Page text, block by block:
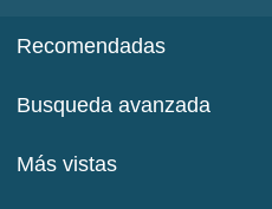
Recomendadas
Busqueda avanzada
Más vistas